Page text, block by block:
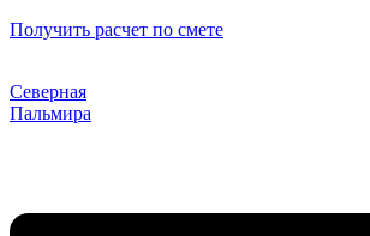
Получить расчет по смете
Северная
Пальмира